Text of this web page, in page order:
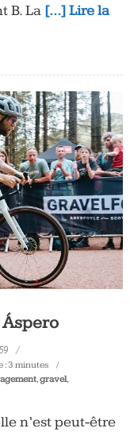
B. La […] Lire la
:3 minutes
,gravel,
n’est peut-être